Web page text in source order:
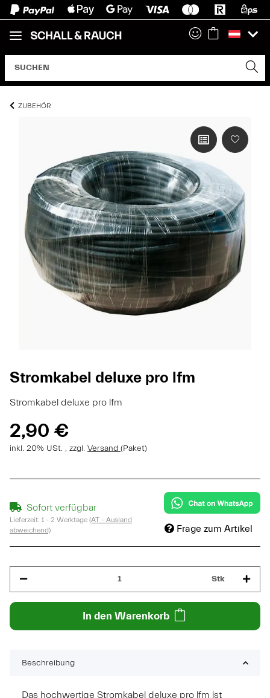
ZUBEHÖR
Stromkabel deluxe pro lfm
Stromkabel deluxe pro lfm
2,90 €
inkl. 20% USt. , zzgl. Versand (Paket)
Sofort verfügbar
Lieferzeit: 1 - 2 Werktage (AT - Ausland
abweichend)
Frage zum Artikel
Stk
In den Warenkorb
Beschreibung
Das hochwertige Stromkabel deluxe pro lfm ist